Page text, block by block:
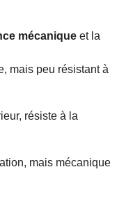
mécanique et la
mais peu résistant à
résiste à la
mais mécanique